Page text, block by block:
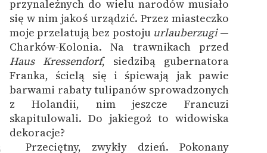
przynależnych do wielu narodów musiało
się w nim jakoś urządzić. Przez miasteczko
moje przelatują bez postoju urlauberzugi—
Charków-Kolonia. Na trawnikach przed
Haus Kressendorf, siedzibą gubernatora
Franka, ścielą się i śpiewają jak pawie
barwami rabaty tulipanów sprowadzonych
z Holandii, nim jeszcze Francuzi
skapitulowali. Do jakiegoż to widowiska
dekoracje?
Przeciętny, zwykły dzień. Pokonany